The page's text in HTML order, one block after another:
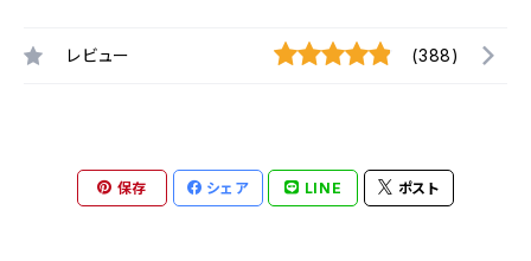
レビュー (388)
保存 シェア LINE ポスト